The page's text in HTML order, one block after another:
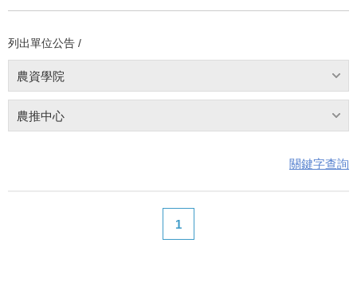
列出單位公告 /
農資學院
農推中心
關鍵字查詢
1